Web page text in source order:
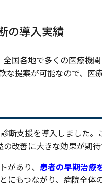
の導入実績
国各地で多くの医療機
な提案が可能なので、医
断支援を導入しました
改善に大きな効果が期待
があり、 患者の早期治療
もつながり、病院全体